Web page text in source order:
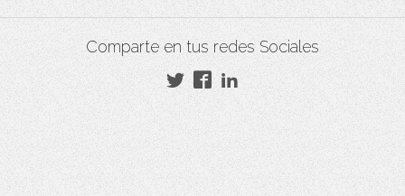
Comparte en tus redes Sociales